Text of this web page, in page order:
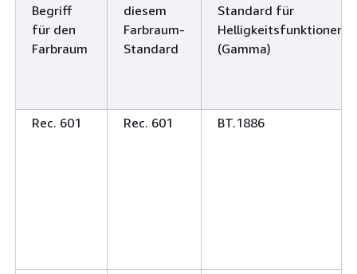
Begriff
für den
Farbraum
diesem
Farbraum-
Standard
Standard für
Helligkeitsfunktionen
(Gamma)
Rec. 601 Rec. 601 BT.1886